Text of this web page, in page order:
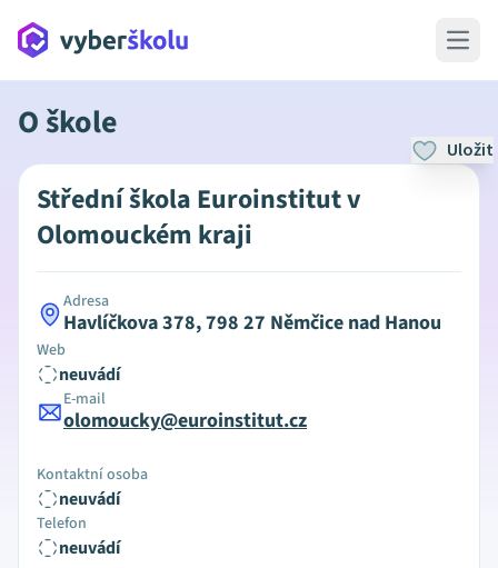
Open
O škole
Uložit
Střední škola Euroinstitut v
Olomouckém kraji
Adresa
Havlíčkova 378, 798 27 Němčice nad Hanou
Web
neuvádí
E-mail
olomoucky@euroinstitut.cz
Kontaktní osoba
neuvádí
Telefon
neuvádí